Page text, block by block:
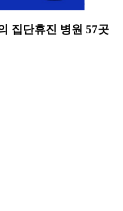
집단휴진 병원 57곳